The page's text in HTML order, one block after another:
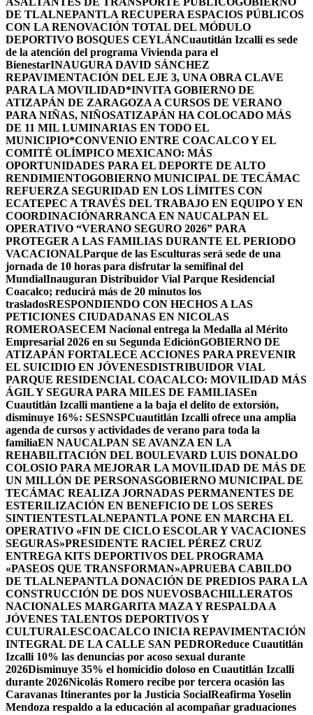
DE TLALNEPANTLA RECUPERA ESPACIOS PÚBLICOS
CON LA RENOVACIÓN TOTAL DEL MÓDULO
DEPORTIVO BOSQUES CEYLÁNCuautitlán Izcalli es sede
de la atención del programa Vivienda para el
BienestarINAUGURA DAVID SÁNCHEZ
REPAVIMENTACIÓN DEL EJE 3, UNA OBRA CLAVE
PARA LA MOVILIDAD*INVITA GOBIERNO DE
ATIZAPÁN DE ZARAGOZA A CURSOS DE VERANO
PARA NIÑAS, NIÑOSATIZAPÁN HA COLOCADO MÁS
DE 11 MIL LUMINARIAS EN TODO EL
MUNICIPIO*CONVENIO ENTRE COACALCO Y EL
COMITÉ OLÍMPICO MEXICANO: MÁS
OPORTUNIDADES PARA EL DEPORTE DE ALTO
RENDIMIENTOGOBIERNO MUNICIPAL DE TECÁMAC
REFUERZA SEGURIDAD EN LOS LÍMITES CON
ECATEPEC A TRAVÉS DEL TRABAJO EN EQUIPO Y EN
COORDINACIÓNARRANCA EN NAUCALPAN EL
OPERATIVO “VERANO SEGURO 2026” PARA
PROTEGER A LAS FAMILIAS DURANTE EL PERIODO
VACACIONALParque de las Esculturas será sede de una
jornada de 10 horas para disfrutar la semifinal del
MundialInauguran Distribuidor Vial Parque Residencial
Coacalco; reducirá más de 20 minutos los
trasladosRESPONDIENDO CON HECHOS A LAS
PETICIONES CIUDADANAS EN NICOLAS
ROMEROASECEM Nacional entrega la Medalla al Mérito
Empresarial 2026 en su Segunda EdiciónGOBIERNO DE
ATIZAPÁN FORTALECE ACCIONES PARA PREVENIR
EL SUICIDIO EN JÓVENESDISTRIBUIDOR VIAL
PARQUE RESIDENCIAL COACALCO: MOVILIDAD MÁS
ÁGIL Y SEGURA PARA MILES DE FAMILIASEn
Cuautitlán Izcalli mantiene a la baja el delito de extorsión,
disminuye 16%: SESNSPCuautitlán Izcalli ofrece una amplia
agenda de cursos y actividades de verano para toda la
familiaEN NAUCALPAN SE AVANZA EN LA
REHABILITACIÓN DEL BOULEVARD LUIS DONALDO
COLOSIO PARA MEJORAR LA MOVILIDAD DE MÁS DE
UN MILLÓN DE PERSONASGOBIERNO MUNICIPAL DE
TECÁMAC REALIZA JORNADAS PERMANENTES DE
ESTERILIZACIÓN EN BENEFICIO DE LOS SERES
SINTIENTESTLALNEPANTLA PONE EN MARCHA EL
OPERATIVO «FIN DE CICLO ESCOLAR Y VACACIONES
SEGURAS»PRESIDENTE RACIEL PÉREZ CRUZ
ENTREGA KITS DEPORTIVOS DEL PROGRAMA
«PASEOS QUE TRANSFORMAN»APRUEBA CABILDO
DE TLALNEPANTLA DONACIÓN DE PREDIOS PARA LA
CONSTRUCCIÓN DE DOS NUEVOSBACHILLERATOS
NACIONALES MARGARITA MAZA Y RESPALDA A
JÓVENES TALENTOS DEPORTIVOS Y
CULTURALESCOACALCO INICIA REPAVIMENTACIÓN
INTEGRAL DE LA CALLE SAN PEDROReduce Cuautitlán
Izcalli 10% las denuncias por acoso sexual durante
2026Disminuye 35% el homicidio doloso en Cuautitlán Izcalli
durante 2026Nicolás Romero recibe por tercera ocasión las
Caravanas Itinerantes por la Justicia SocialReafirma Yoselin
Mendoza respaldo a la educación al acompañar graduaciones